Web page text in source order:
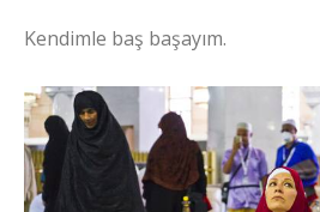
Kendimle baş başayım.